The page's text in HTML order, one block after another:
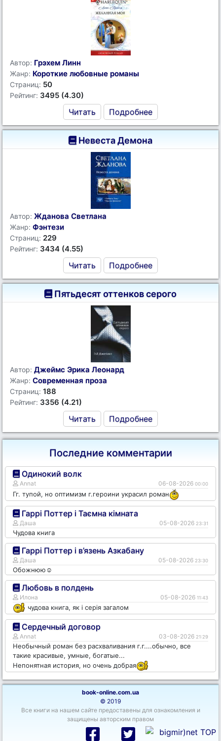
Автор: Грэхем Линн
Жанр: Короткие любовные романы
Страниц: 50
Рейтинг: 3495 (4.30)
Читать Подробнее
Невеста Демона
Автор: Жданова Светлана
Жанр: Фэнтези
Страниц: 229
Рейтинг: 3434 (4.55)
Читать Подробнее
Пятьдесят оттенков серого
Автор: Джеймс Эрика Леонард
Жанр: Современная проза
Страниц: 188
Рейтинг: 3356 (4.21)
Читать Подробнее
Последние комментарии
Одинокий волк
Annat 06-08-2026 00:00
Гг. тупой, но оптимизм г.героини украсил роман
Гаррі Поттер і Таємна кімната
Даша 05-08-2026 23:31
Чудова книга
Гаррі Поттер і в’язень Азкабану
Даша 05-08-2026 23:30
Обожнюю☺️
Любовь в полдень
Илона 05-08-2026 11:43
чудова книга, як і серія загалом
Сердечный договор
Annat 03-08-2026 21:29
Необычный роман без расхваливания г.г....обычно, все
такие красивые, умные, богатые...
Непонятная история, но очень добрая
book-online.com.ua
© 2019
Все книги на нашем сайте предоставены для ознакомления и
защищены авторским правом